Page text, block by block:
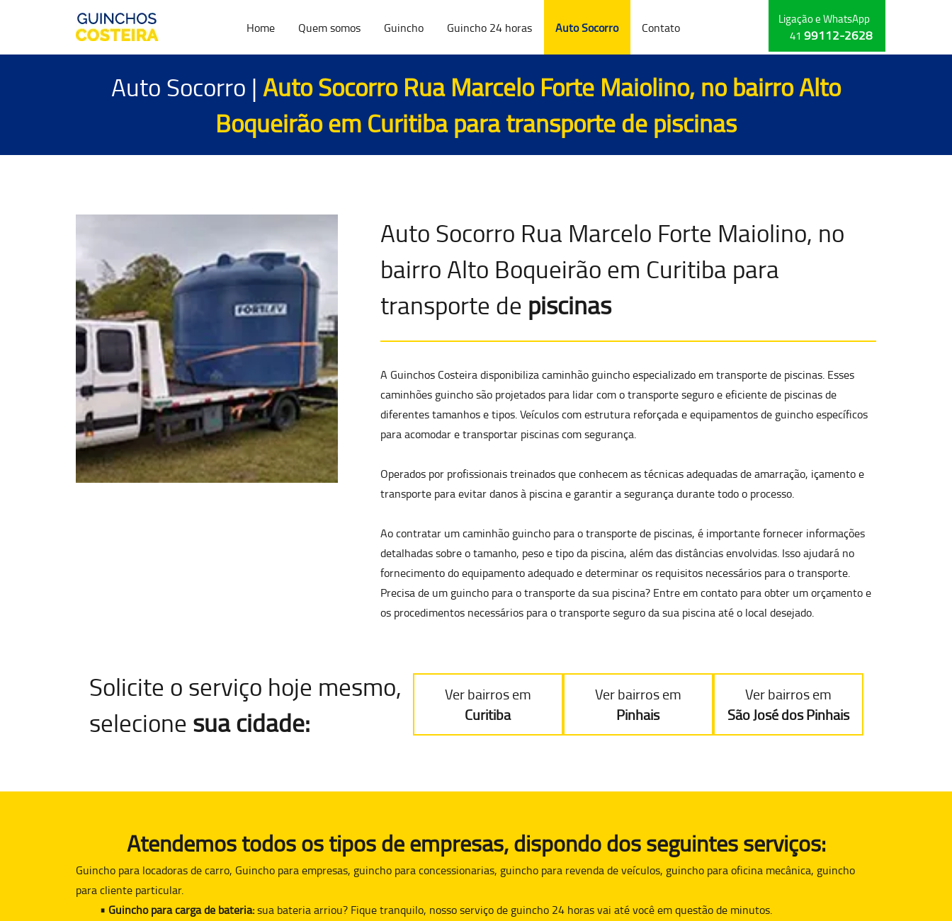
Home Quem somos Guincho Guincho 24 horas Auto Socorro Contato
Ligação e WhatsApp
41 99112-2628
Auto Socorro | Auto Socorro Rua Marcelo Forte Maiolino, no bairro Alto
Boqueirão em Curitiba para transporte de piscinas
Auto Socorro Rua Marcelo Forte Maiolino, no
bairro Alto Boqueirão em Curitiba para
transporte de piscinas
A Guinchos Costeira disponibiliza caminhão guincho especializado em transporte de piscinas. Esses
caminhões guincho são projetados para lidar com otransporte seguro e eficiente de piscinasde
diferentes tamanhos e tipos. Veículos com estrutura reforçada e equipamentos de guincho específicos
para acomodar e transportar piscinas com segurança.
Operados por profissionais treinados que conhecem as técnicas adequadas de amarração, içamento e
transporte para evitar danos à piscina e garantir a segurança durante todo o processo.
Ao contratar um caminhão guincho para o transporte de piscinas, é importante fornecer informações
detalhadas sobre o tamanho, peso e tipo da piscina, além das distâncias envolvidas. Isso ajudará no
fornecimento do equipamento adequado e determinar os requisitos necessários para o transporte.
Precisa de um guincho para o transporte da sua piscina? Entre em contato para obter um orçamento e
os procedimentos necessários para o transporte seguro da sua piscina até o local desejado.
Solicite o serviço hoje mesmo,
selecione sua cidade:
Ver bairros em
Curitiba
Ver bairros em
Pinhais
Ver bairros em
São José dos Pinhais
Atendemos todos os tipos de empresas, dispondo dos seguintes serviços:
Guincho para locadoras de carro, Guincho para empresas, guincho para concessionarias, guincho para revenda de veículos, guincho para oficina mecânica, guincho
para cliente particular.
• Guincho para carga de bateria:sua bateria arriou? Fique tranquilo, nosso serviço de guincho 24 horas vai até você em questão de minutos.